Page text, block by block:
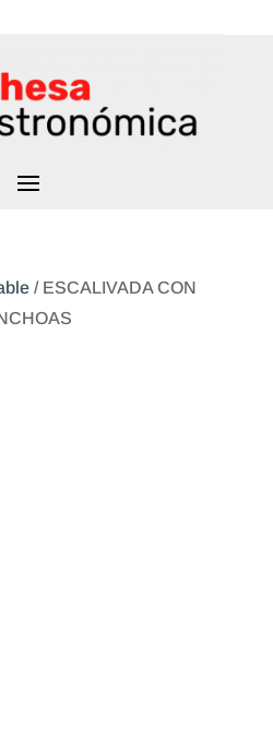
/ ESCALIVADA CON